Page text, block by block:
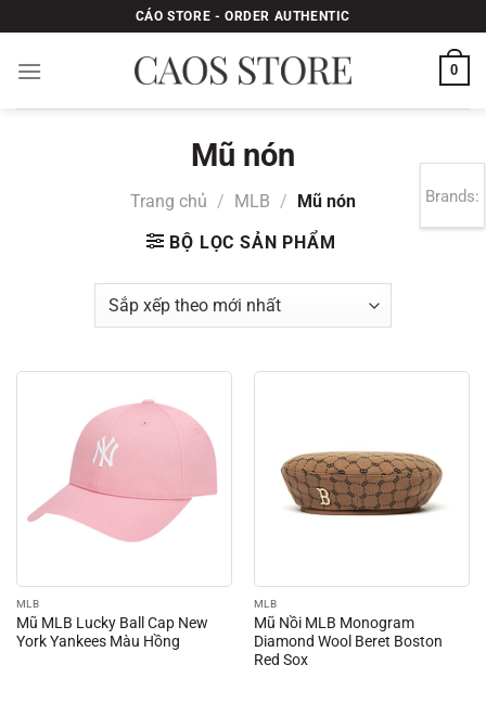
qua
nội
CÁO STORE - ORDER AUTHENTIC
0
Mũ nón
Trang chủ / MLB /
Mũ nón
BỘ LỌC SẢN PHẨM
MLB
Mũ MLB Lucky Ball Cap New
York Yankees Màu Hồng
MLB
Mũ Nồi MLB Monogram
Diamond Wool Beret Boston
Red Sox
Brands: